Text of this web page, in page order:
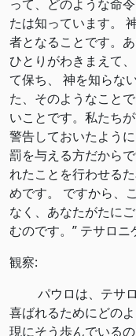
って、どのような命
たは知っています。
者となることです。
ひとりがわきまえて
て保ち、 神を知らな
た、そのようなこと
いことです。私たち
警告しておいたよう
罰を与える方だから
れたことを行わせる
めです。 ですから、
なく、あなたがたに
むのです。” テサロ
観察:
パウロは、テサロ
喜ばれるためにどの
現にそう歩んでいる